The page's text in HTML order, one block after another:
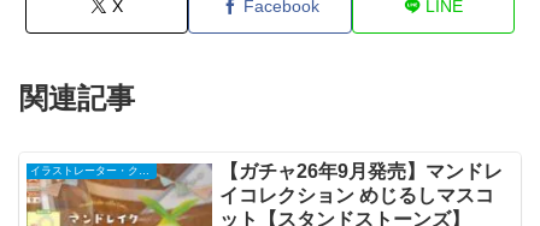
X Facebook LINE
関連記事
イラストレーター・クリエイター
【ガチャ26年9月発売】マンドレ
イコレクション めじるしマスコ
ット【スタンドストーンズ】